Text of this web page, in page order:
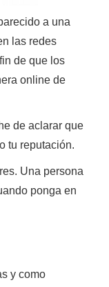
a una
las redes
de que los
online de
de aclarar que
tu reputación.
Una persona
ponga en
y como